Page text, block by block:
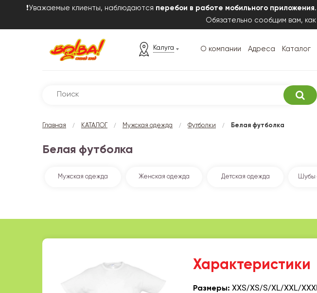
❗Уважаемые клиенты, наблюдаются перебои в работе мобильного приложения
Обязательно сообщим вам, как
Калуга О компании Адреса Каталог
Главная / КАТАЛОГ / Мужская одежда / Футболки / Белая футболка
Белая футболка
Мужская одежда Женская одежда Детская одежда Шубы
Характеристики
Размеры: XXS/XS/S/XL/XXL/